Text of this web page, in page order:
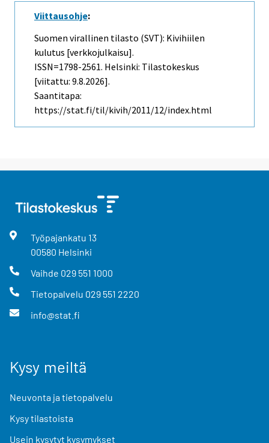
Viittausohje:
Suomen virallinen tilasto (SVT): Kivihiilen
kulutus [verkkojulkaisu].
ISSN=1798-2561. Helsinki: Tilastokeskus
[viitattu: 9.8.2026].
Saantitapa:
https://stat.fi/til/kivih/2011/12/index.html
Työpajankatu 13
00580 Helsinki
Vaihde 029 551 1000
Tietopalvelu 029 551 2220
info@stat.fi
Kysy meiltä
Neuvonta ja tietopalvelu
Kysy tilastoista
Usein kysytyt kysymykset